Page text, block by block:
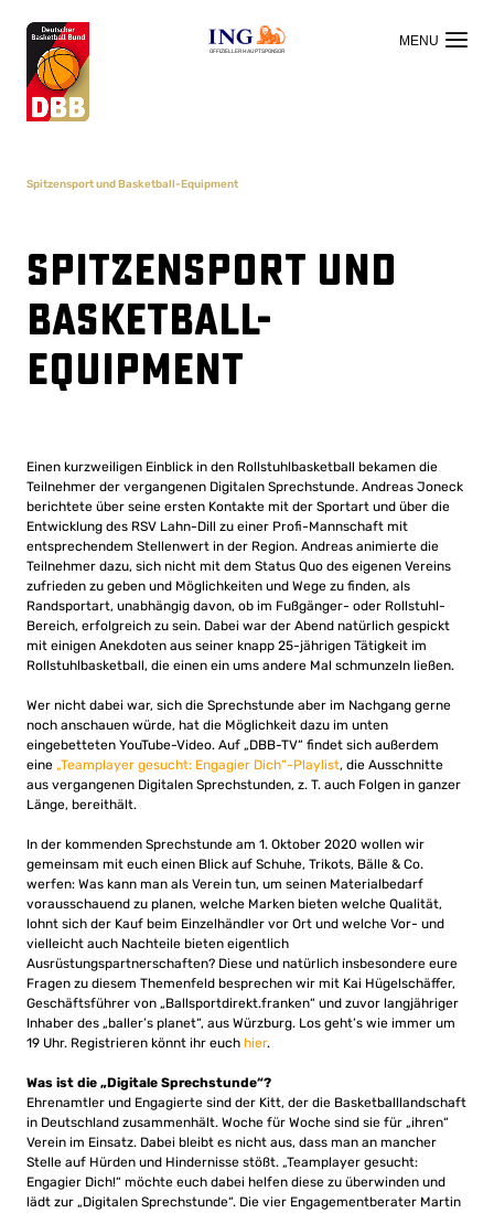
OFFIZIELLER HAUPTSPONSOR
Spitzensport und Basketball-Equipment
Spitzensport und
Basketball-
Equipment
Einen kurzweiligen Einblick in den Rollstuhlbasketball bekamen die
Teilnehmer der vergangenen Digitalen Sprechstunde. Andreas Joneck
berichtete über seine ersten Kontakte mit der Sportart und über die
Entwicklung des RSV Lahn-Dill zu einer Profi-Mannschaft mit
entsprechendem Stellenwert in der Region. Andreas animierte die
Teilnehmer dazu, sich nicht mit dem Status Quo des eigenen Vereins
zufrieden zu geben und Möglichkeiten und Wege zu finden, als
Randsportart, unabhängig davon, ob im Fußgänger- oder Rollstuhl-
Bereich, erfolgreich zu sein. Dabei war der Abend natürlich gespickt
mit einigen Anekdoten aus seiner knapp 25-jährigen Tätigkeit im
Rollstuhlbasketball, die einen ein ums andere Mal schmunzeln ließen.
Wer nicht dabei war, sich die Sprechstunde aber im Nachgang gerne
noch anschauen würde, hat die Möglichkeit dazu im unten
eingebetteten YouTube-Video. Auf „DBB-TV“ findet sich außerdem
eine „Teamplayer gesucht: Engagier Dich“-Playlist, die Ausschnitte
aus vergangenen Digitalen Sprechstunden, z. T. auch Folgen in ganzer
Länge, bereithält.
In der kommenden Sprechstunde am 1. Oktober 2020 wollen wir
gemeinsam mit euch einen Blick auf Schuhe, Trikots, Bälle & Co.
werfen: Was kann man als Verein tun, um seinen Materialbedarf
vorausschauend zu planen, welche Marken bieten welche Qualität,
lohnt sich der Kauf beim Einzelhändler vor Ort und welche Vor- und
vielleicht auch Nachteile bieten eigentlich
Ausrüstungspartnerschaften? Diese und natürlich insbesondere eure
Fragen zu diesem Themenfeld besprechen wir mit Kai Hügelschäffer,
Geschäftsführer von „Ballsportdirekt.franken“ und zuvor langjähriger
Inhaber des „baller’s planet“, aus Würzburg. Los geht’s wie immer um
19 Uhr. Registrieren könnt ihr euch hier.
Was ist die „Digitale Sprechstunde“?
Ehrenamtler und Engagierte sind der Kitt, der die Basketballlandschaft
in Deutschland zusammenhält. Woche für Woche sind sie für „ihren“
Verein im Einsatz. Dabei bleibt es nicht aus, dass man an mancher
Stelle auf Hürden und Hindernisse stößt. „Teamplayer gesucht:
Engagier Dich!“ möchte euch dabei helfen diese zu überwinden und
lädt zur „Digitalen Sprechstunde“. Die vier Engagementberater Martin